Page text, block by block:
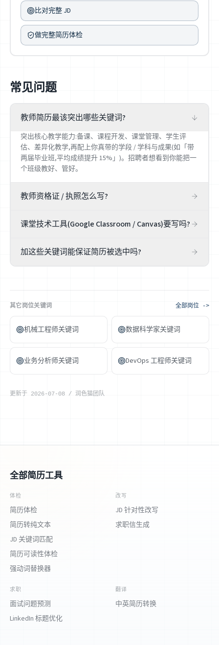
比对完整 JD
做完整简历体检
常见问题
教师简历最该突出哪些关键词?
突出核心教学能力:备课、课程开发、课堂管理、学生评
估、差异化教学,再配上你真带的学段 / 学科与成果(如「带
两届毕业班,平均成绩提升 15%」)。招聘者想看到你能把一
个班级教好、管好。
教师资格证 / 执照怎么写?
区。教师执照是大多数公立学校岗位的硬门槛,且可核验,务
课堂技术工具(Google Classroom / Canvas)要写吗?
加分项。写出你真正用过的(Google Classroom、Canvas、
Seesaw 等),并简述你如何用它组织教学,比空列工具名更有
加这些关键词能保证简历被选中吗?
齐岗位措辞、看清缺口,但诚实永远优先。
其它岗位关键词 全部岗位 ->
机械工程师关键词 数据科学家关键词
业务分析师关键词 DevOps 工程师关键词
更新于 2026-07-08 / 润色猫团队
全部简历工具
体检
简历体检
简历转纯文本
JD 关键词匹配
简历可读性体检
强动词替换器
改写
JD 针对性改写
求职信生成
求职
面试问题预测
LinkedIn 标题优化
翻译
中英简历转换